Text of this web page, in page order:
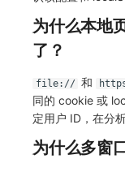
为什么本地
了？
file:// 和
同的 cookie 或
定用户 ID，在分
为什么多窗